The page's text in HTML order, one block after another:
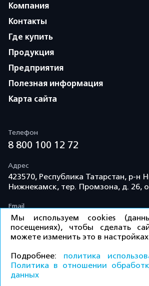
Компания
Контакты
Где купить
Продукция
Предприятия
Полезная информация
Карта сайта
Телефон
8 800 100 12 72
Адрес
423570, Республика Татарстан, р-н
Нижнекамск, тер. Промзона, д. 26,
Email
info@td-kama.com
©ООО «Торговый дом «Кама» 2026
защищены.
Политика конфиденциальности
Мы используем cookies
посещениях), чтобы сделать
можете изменить это в
Подробнее: политика
Политика в отношении
данных